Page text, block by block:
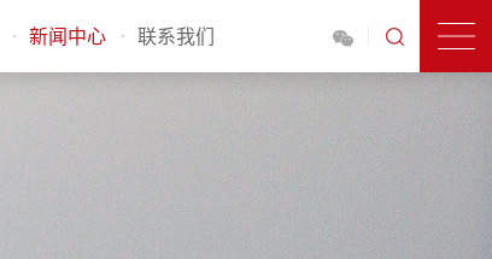
新闻中心 联系我们